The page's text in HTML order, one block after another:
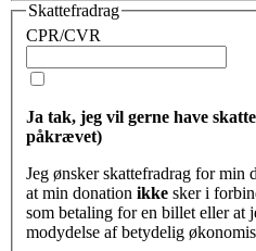
Skattefradrag
CPR/CVR
Ja tak, jeg vil gerne have
påkrævet)
Jeg ønsker skattefradrag for min
at min donation ikke sker i
som betaling for en billet eller at
modydelse af betydelig